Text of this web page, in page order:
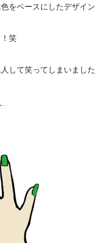
をベースにしたデザイン
笑
して笑ってしまいました